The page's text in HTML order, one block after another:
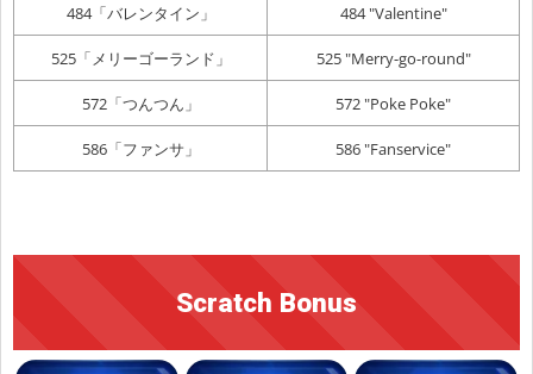
484「バレンタイン」 484 "Valentine"
525「メリーゴーランド」 525 "Merry-go-round"
572「つんつん」 572 "Poke Poke"
586「ファンサ」 586 "Fanservice"
Scratch Bonus